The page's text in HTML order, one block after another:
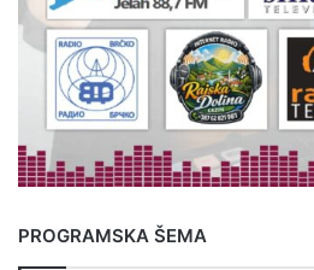
PROGRAMSKA ŠEMA